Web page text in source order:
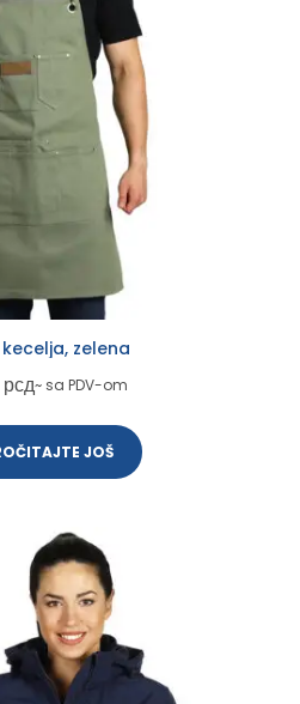
kecelja, zelena
рсд~ sa PDV-om
JOŠ